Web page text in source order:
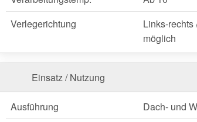
profitieren Sie von schneller Lieferung!
Wegen Sonderanfertigung vom Widerruf ausgeschlossen
Verlegerichtung
Links-
möglich
Einsatz / Nutzung
Ausführung
Dach- und